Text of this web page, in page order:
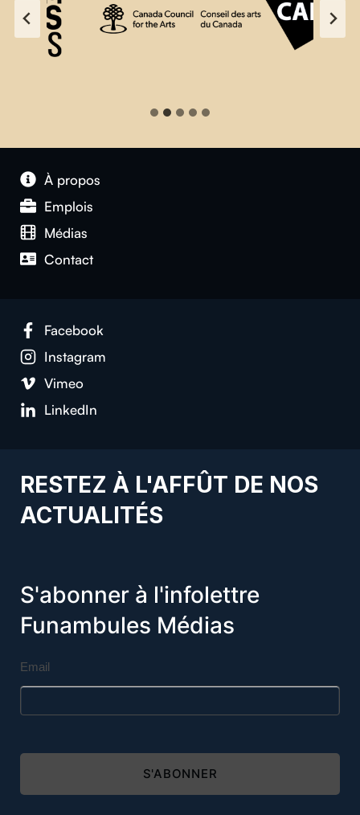
À propos
Emplois
Médias
Contact
Facebook
Instagram
Vimeo
LinkedIn
RESTEZ À L'AFFÛT DE NOS
ACTUALITÉS
S'abonner à l'infolettre
Funambules Médias
Email
S'ABONNER